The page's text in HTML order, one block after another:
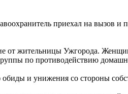
приехал на вызов
жительницы Ужгорода.
по противодействию
и унижения со стороны